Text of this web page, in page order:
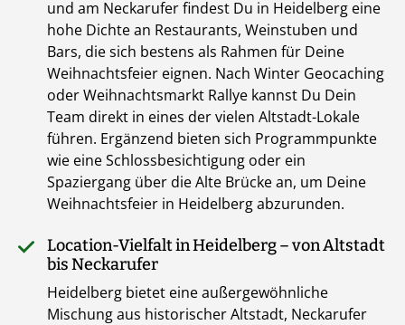
und am Neckarufer findest Du in Heidelberg eine
hohe Dichte an Restaurants, Weinstuben und
Bars, die sich bestens als Rahmen für Deine
Weihnachtsfeier eignen. Nach Winter Geocaching
oder Weihnachtsmarkt Rallye kannst Du Dein
Team direkt in eines der vielen Altstadt-Lokale
führen. Ergänzend bieten sich Programmpunkte
wie eine Schlossbesichtigung oder ein
Spaziergang über die Alte Brücke an, um Deine
Weihnachtsfeier in Heidelberg abzurunden.
Location-Vielfalt in Heidelberg – von Altstadt
bis Neckarufer
Heidelberg bietet eine außergewöhnliche
Mischung aus historischer Altstadt, Neckarufer